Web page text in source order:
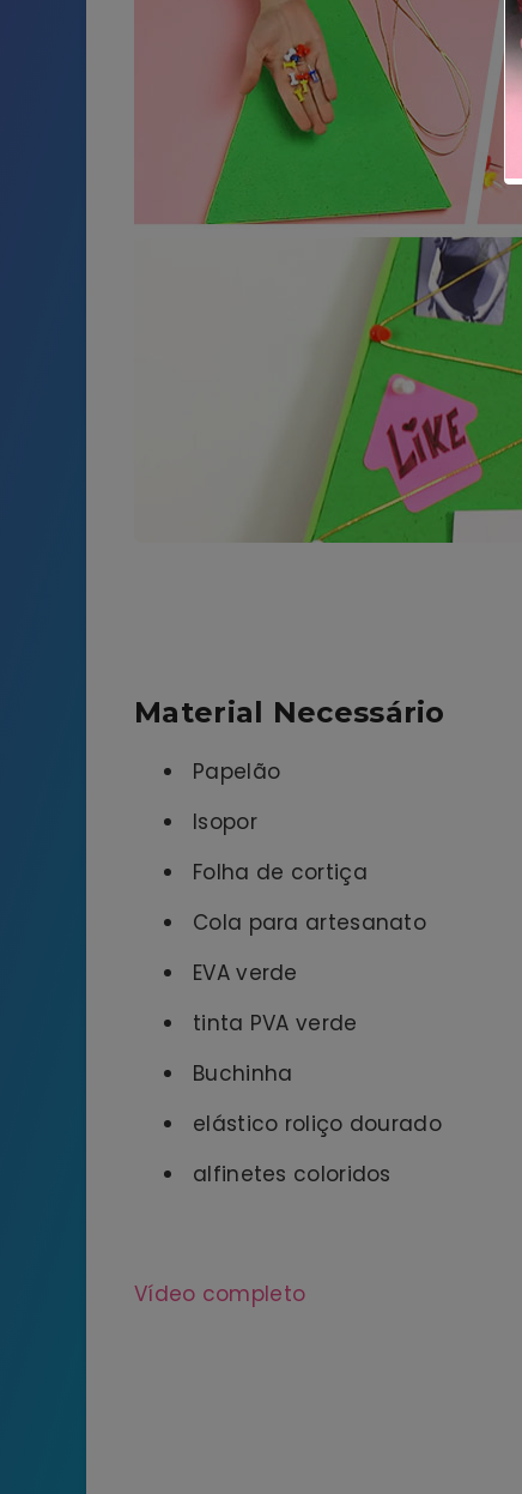
Material Necessário
Papelão
Isopor
Folha de cortiça
Cola para artesanato
EVA verde
tinta PVA verde
Buchinha
elástico roliço dourado
alfinetes coloridos
Vídeo completo